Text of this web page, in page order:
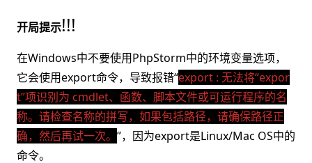
开局提示!!!
在Windows中不要使用PhpStorm中的环境变量选项，
它会使用export命令，导致报错“export : 无法将“expor
t”项识别为 cmdlet、函数、脚本文件或可运行程序的名
称。请检查名称的拼写，如果包括路径，请确保路径正
确，然后再试一次。 ”，因为export是Linux/Mac OS中的
命令。